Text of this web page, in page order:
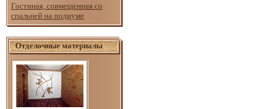
Гостиная, совмещенная со
спальней на подиуме
Отделочные материалы